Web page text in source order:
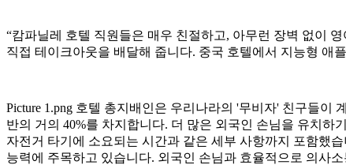
“캄파닐레 호텔 직원들은 매우 친절하고, 아무런 장벽 없이
직접 테이크아웃을 배달해 줍니다. 중국 호텔에서 지능형 애
Picture 1.png 호텔 총지배인은 우리나라의 '무비자' 친구들이
반의 거의 40%를 차지합니다. 더 많은 외국인 손님을 유치
자전거 타기에 소요되는 시간과 같은 세부 사항까지 포함했
능력에 주목하고 있습니다. 외국인 손님과 효율적으로 의사